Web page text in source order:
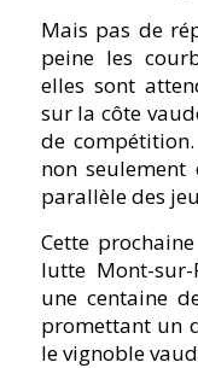
Mais pas de
peine les
elles sont
sur la côte
de
non seulement
parallèle des
Cette
lutte Mont-sur-
une centaine
promettant un
le vignoble